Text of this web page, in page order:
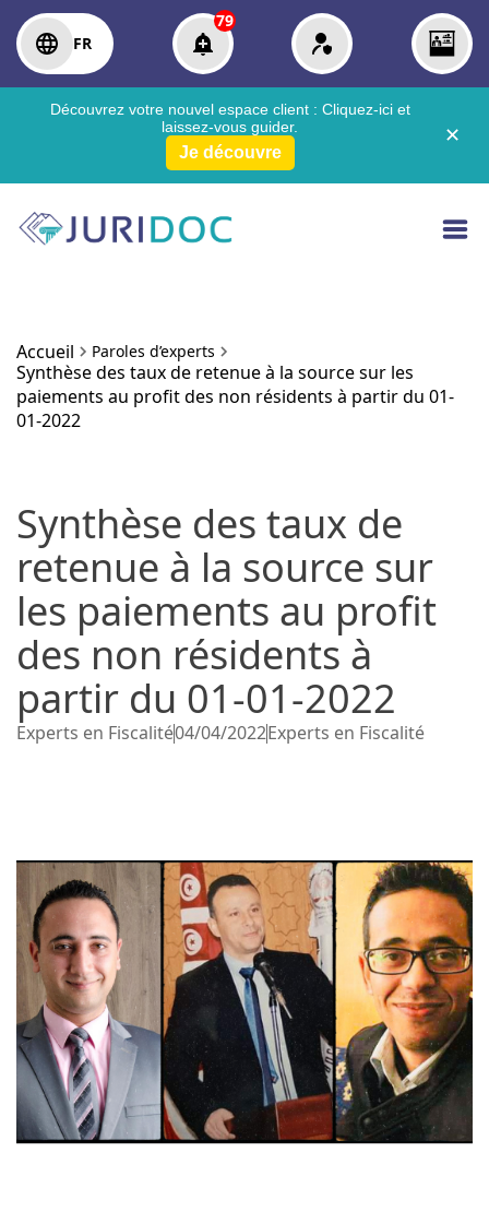
FR
79
Découvrez votre nouvel espace client : Cliquez-ici et
laissez-vous guider.
Je découvre
✕
Accueil Paroles d’experts
Synthèse des taux de retenue à la source sur les
paiements au profit des non résidents à partir du 01-
01-2022
Synthèse des taux de
retenue à la source sur
les paiements au profit
des non résidents à
partir du 01-01-2022
Experts en Fiscalité04/04/2022Experts en Fiscalité